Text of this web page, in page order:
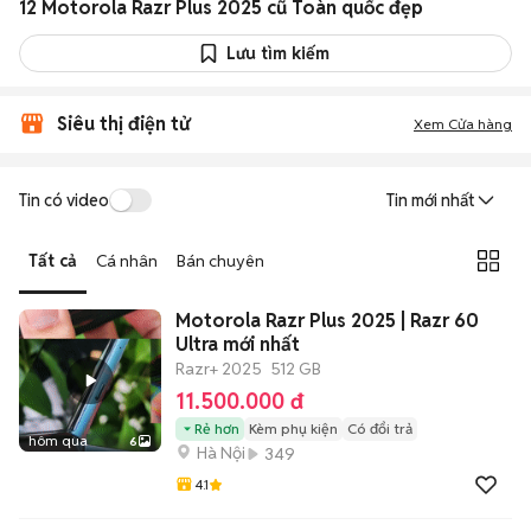
12 Motorola Razr Plus 2025 cũ Toàn quốc đẹp
Lưu tìm kiếm
Siêu thị điện tử Xem Cửa hàng
Tin có video Tin mới nhất
Tất cả Cá nhân Bán chuyên
hôm qua 6
Motorola Razr Plus 2025 | Razr 60
Ultra mới nhất
Razr+ 2025 512 GB
11.500.000 đ
Rẻ hơn Kèm phụ kiện Có đổi trả
Hà Nội 349
4.1